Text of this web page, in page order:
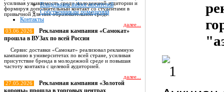
Владельцам indoor носителей
Собственникам помещений
Контакты
усиливая узнаваемость среди молодежной аудитории и
формируя дополнительный контакт со студентами в
привычной для них образовательной среде.
далее...
03.06.2026
Рекламная кампания «Самокат»
прошла в ВУЗах по всей России
Сервис доставки «Самокат» реализовал рекламную
кампанию в университетах по всей стране, усиливая
присутствие бренда в молодежной среде и повышая
частоту контакта с целевой аудиторией.
далее...
27.05.2026
Рекламная кампания «Золотой
короны» прошла в торговых центрах